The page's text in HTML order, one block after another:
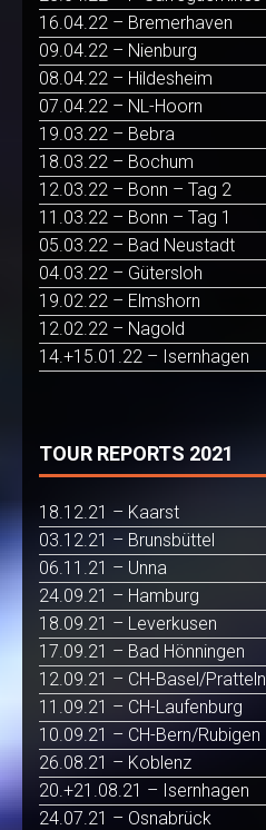
16.04.22 – Bremerhaven
09.04.22 – Nienburg
08.04.22 – Hildesheim
07.04.22 – NL-Hoorn
19.03.22 – Bebra
18.03.22 – Bochum
12.03.22 – Bonn – Tag 2
11.03.22 – Bonn – Tag 1
05.03.22 – Bad Neustadt
04.03.22 – Gütersloh
19.02.22 – Elmshorn
12.02.22 – Nagold
14.+15.01.22 – Isernhagen
TOUR REPORTS 2021
18.12.21 – Kaarst
03.12.21 – Brunsbüttel
06.11.21 – Unna
24.09.21 – Hamburg
18.09.21 – Leverkusen
17.09.21 – Bad Hönningen
12.09.21 – CH-Basel/Pratteln
11.09.21 – CH-Laufenburg
10.09.21 – CH-Bern/Rubigen
26.08.21 – Koblenz
20.+21.08.21 – Isernhagen
24.07.21 – Osnabrück